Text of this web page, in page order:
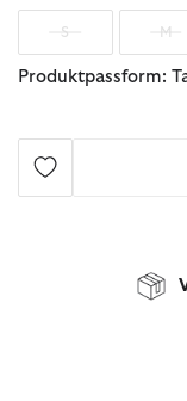
S M
Produktpassform: